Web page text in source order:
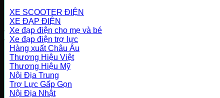
XE SCOOTER ĐIỆN
XE ĐẠP ĐIỆN
Xe đạp điện cho mẹ và bé
Xe đạp điện trợ lực
Hàng xuất Châu Âu
Thương Hiệu Việt
Thương Hiệu Mỹ
Nội Địa Trung
Trợ Lực Gấp Gọn
Nội Địa Nhật